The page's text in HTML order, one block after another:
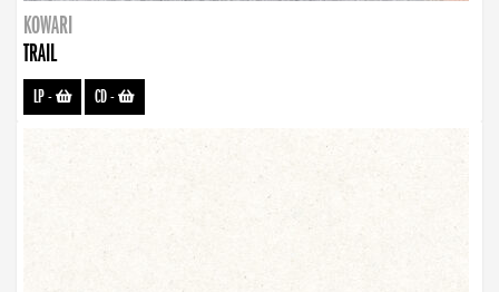
KOWARI
TRAIL
LP- CD-